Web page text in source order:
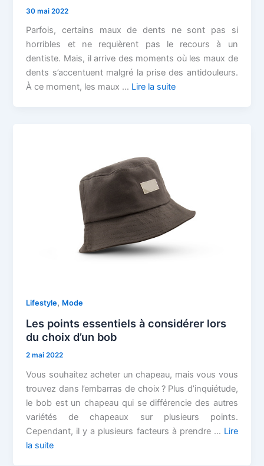
30 mai 2022
Parfois, certains maux de dents ne sont pas si
horribles et ne requièrent pas le recours à un
dentiste. Mais, il arrive des moments où les maux de
dents s’accentuent malgré la prise des antidouleurs.
À ce moment, les maux … Lire la suite
Lifestyle, Mode
Les points essentiels à considérer lors
du choix d’un bob
2 mai 2022
Vous souhaitez acheter un chapeau, mais vous vous
trouvez dans l’embarras de choix ? Plus d’inquiétude,
le bob est un chapeau qui se différencie des autres
variétés de chapeaux sur plusieurs points.
Cependant, il y a plusieurs facteurs à prendre … Lire
la suite